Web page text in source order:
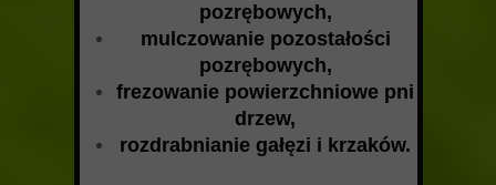
pozrębowych,
mulczowanie pozostałości
pozrębowych,
frezowanie powierzchniowe pni
drzew,
rozdrabnianie gałęzi i krzaków.